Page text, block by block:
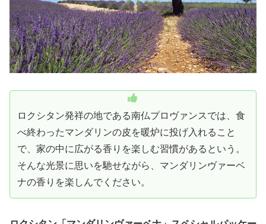
ロクシタン発祥の地である南仏プロヴァンスでは、食
べ終わったマンダリンの皮を暖炉に投げ入れること
で、家の中に広がる香りを楽しむ習慣があるという。
そんな光景に思いを馳せながら、マンダリンヴァーベ
ナの香りを楽しんでください。